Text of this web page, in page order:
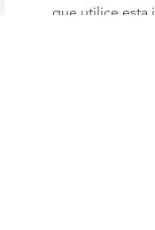
que utilice esta